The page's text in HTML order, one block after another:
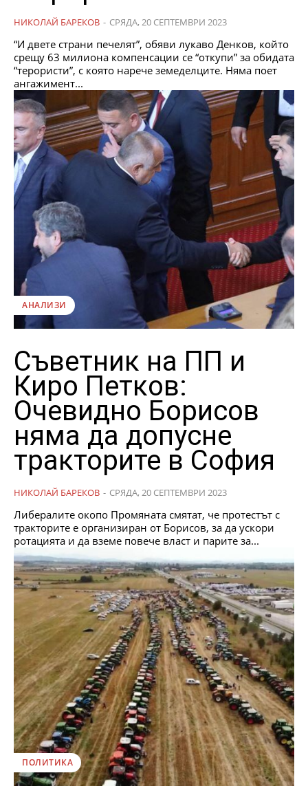
НИКОЛАЙ БАРЕКОВ - СРЯДА, 20 СЕПТЕМВРИ 2023
“И двете страни печелят”, обяви лукаво Денков, който
срещу 63 милиона компенсации се “откупи” за обидата
“терористи”, с която нарече земеделците. Няма поет
ангажимент...
АНАЛИЗИ
Съветник на ПП и
Киро Петков:
Очевидно Борисов
няма да допусне
тракторите в София
НИКОЛАЙ БАРЕКОВ - СРЯДА, 20 СЕПТЕМВРИ 2023
Либералите окопо Промяната смятат, че протестът с
тракторите е организиран от Борисов, за да ускори
ротацията и да вземе повече власт и парите за...
ПОЛИТИКА